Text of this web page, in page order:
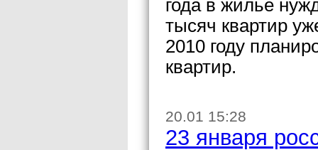
года в жилье
тысяч квартир
2010 году
квартир.
20.01 15:28
23 января